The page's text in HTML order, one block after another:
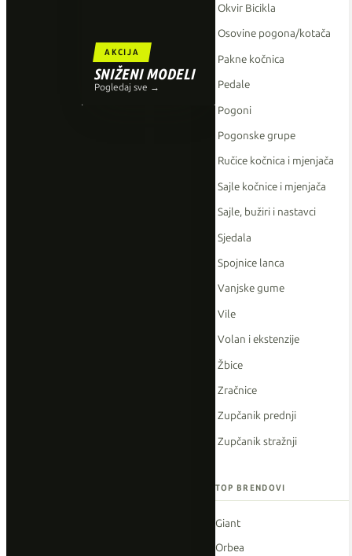
AKCIJA
SNIŽENI MODELI
Pogledaj sve →
Okvir Bicikla
Osovine pogona/kotača
Pakne kočnica
Pedale
Pogoni
Pogonske grupe
Ručice kočnica i mjenjača
Sajle kočnice i mjenjača
Sajle, bužiri i nastavci
Sjedala
Spojnice lanca
Vanjske gume
Vile
Volan i ekstenzije
Žbice
Zračnice
Zupčanik prednji
Zupčanik stražnji
TOP BRENDOVI
Giant
Orbea